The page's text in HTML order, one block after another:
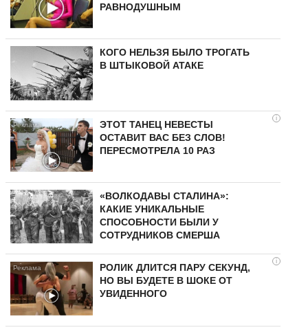
РАВНОДУШНЫМ
КОГО НЕЛЬЗЯ БЫЛО ТРОГАТЬ
В ШТЫКОВОЙ АТАКЕ
i
ЭТОТ ТАНЕЦ НЕВЕСТЫ
ОСТАВИТ ВАС БЕЗ СЛОВ!
ПЕРЕСМОТРЕЛА 10 РАЗ
«ВОЛКОДАВЫ СТАЛИНА»:
КАКИЕ УНИКАЛЬНЫЕ
СПОСОБНОСТИ БЫЛИ У
СОТРУДНИКОВ СМЕРША
i
РОЛИК ДЛИТСЯ ПАРУ СЕКУНД,
НО ВЫ БУДЕТЕ В ШОКЕ ОТ
УВИДЕННОГО